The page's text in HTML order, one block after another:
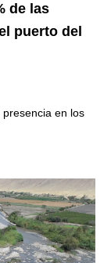
de las
puerto del
en los